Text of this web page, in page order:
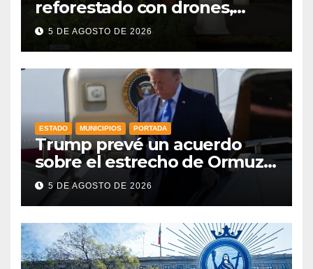
reforestado con drones,
como parte de la Jornada
Nacional a la que se suma
5 DE AGOSTO DE 2026
ESTADO MUNICIPIOS PORTADA
Trump prevé un acuerdo
sobre el estrecho de Ormuz
esta misma semana
5 DE AGOSTO DE 2026